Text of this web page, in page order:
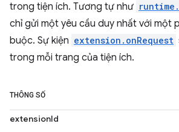
trong tiện ích. Tương tự như
chỉ gửi một yêu cầu duy nhất với một
buộc. Sự kiện extension.onRequest
trong mỗi trang của tiện ích.
THÔNG SỐ
extensionId